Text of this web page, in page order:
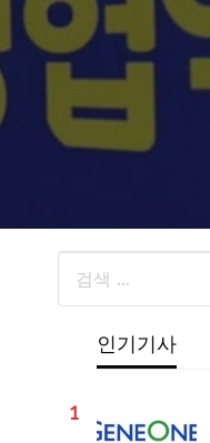
인기기사
1